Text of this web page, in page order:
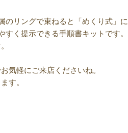
のリングで束ねると「めくり式」
く提示できる手順書キットです。
気軽にご来店くださいね。
す。